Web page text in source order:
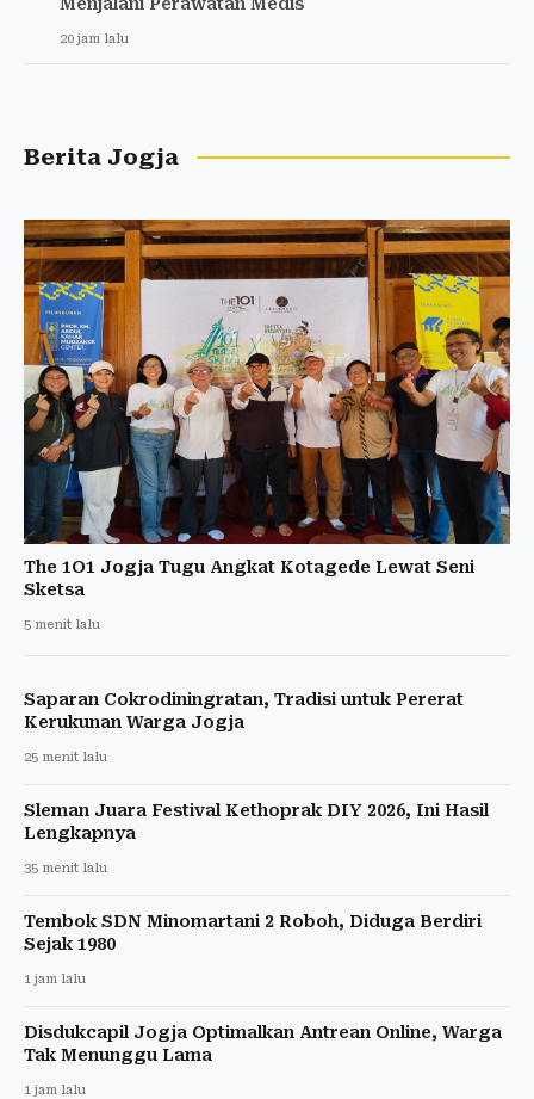
20 jam lalu
Berita Jogja
The 1O1 Jogja Tugu Angkat Kotagede Lewat Seni
Sketsa
5 menit lalu
Saparan Cokrodiningratan, Tradisi untuk Pererat
Kerukunan Warga Jogja
25 menit lalu
Sleman Juara Festival Kethoprak DIY 2026, Ini Hasil
Lengkapnya
35 menit lalu
Tembok SDN Minomartani 2 Roboh, Diduga Berdiri
Sejak 1980
1 jam lalu
Disdukcapil Jogja Optimalkan Antrean Online, Warga
Tak Menunggu Lama
1 jam lalu